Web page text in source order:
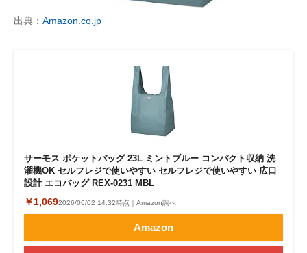
出典： Amazon.co.jp
サーモス ポケットバッグ 23L ミントブルー コンパクト収納 洗
濯機OK セルフレジで使いやすい セルフレジで使いやすい 広口
設計 エコバッグ REX-0231 MBL
￥1,0692026/06/02 14:32時点｜Amazon調べ
Amazon